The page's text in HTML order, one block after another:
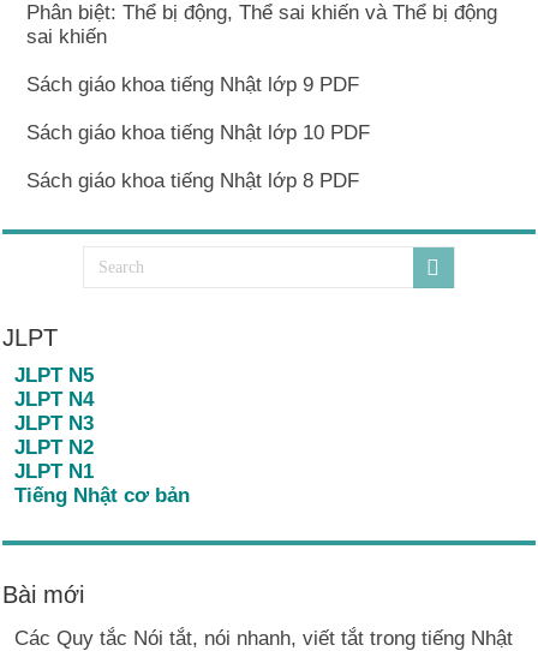
Phân biệt: Thể bị động, Thể sai khiến và Thể bị động
sai khiến
Sách giáo khoa tiếng Nhật lớp 9 PDF
Sách giáo khoa tiếng Nhật lớp 10 PDF
Sách giáo khoa tiếng Nhật lớp 8 PDF
JLPT
JLPT N5
JLPT N4
JLPT N3
JLPT N2
JLPT N1
Tiếng Nhật cơ bản
Bài mới
Các Quy tắc Nói tắt, nói nhanh, viết tắt trong tiếng Nhật